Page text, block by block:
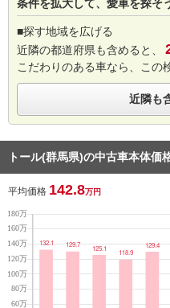
条件を拡大して、愛車を探そ
■探す地域を広げる
近隣の都道府県も含めると、
こだわりのある車なら、この
近隣も
トール(群馬県)の中古車本体価
平均価格 142.8万円